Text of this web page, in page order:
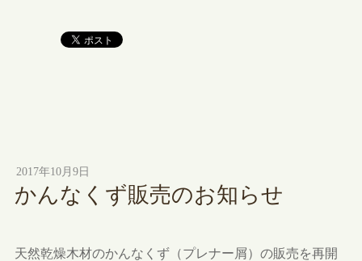
2017年10月9日
かんなくず販売のお知らせ
天然乾燥木材のかんなくず（プレナー屑）の販売を再開